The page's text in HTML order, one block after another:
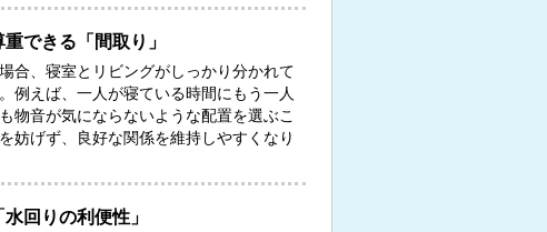
できる「間取り」
合、寝室とリビングがしっかり分かれて
例えば、一人が寝ている時間にもう一人
物音が気にならないような配置を選ぶこ
妨げず、良好な関係を維持しやすくなり
回りの利便性」